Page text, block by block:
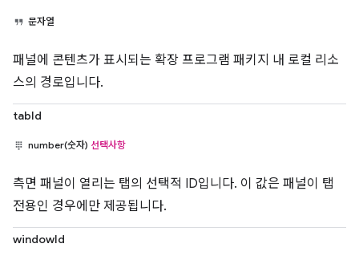
문자열
패널에 콘텐츠가 표시되는 확장 프로그램 패키지 내 로컬 리소
스의 경로입니다.
tabId
number(숫자) 선택사항
측면 패널이 열리는 탭의 선택적 ID입니다. 이 값은 패널이 탭
전용인 경우에만 제공됩니다.
windowId